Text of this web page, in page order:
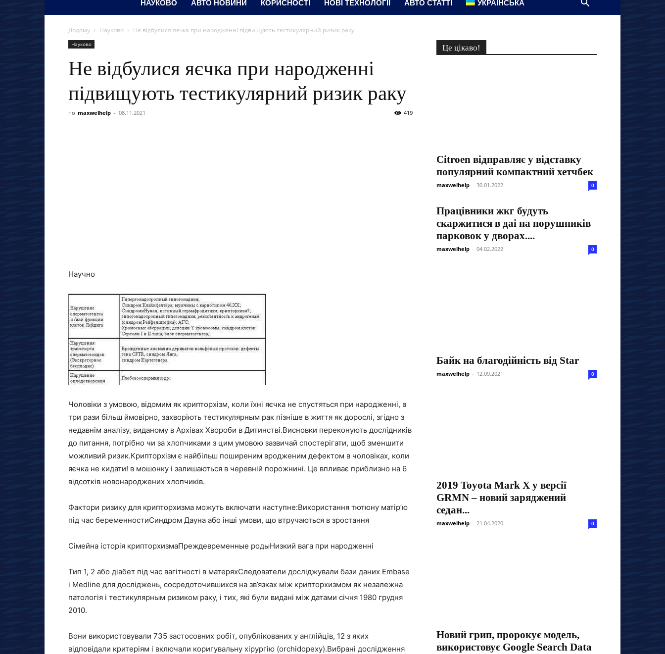
НАУКОВО АВТО НОВИНИ КОРИСНОСТІ НОВІ ТЕХНОЛОГІЇ АВТО СТАТТІ УКРАЇНСЬКА
Додому Науково Не відбулися яєчка при народженні підвищують тестикулярний ризик раку
Науково
Не відбулися яєчка при народженні
підвищують тестикулярний ризик раку
по maxwelhelp - 08.11.2021 419
Научно
Чоловіки з умовою, відомим як крипторхізм, коли їхні яєчка не спустяться при народженні, в
три рази більш ймовірно, захворіють тестикулярным рак пізніше в життя як дорослі, згідно з
недавнім аналізу, виданому в Архівах Хвороби в Дитинстві.Висновки переконують дослідників
до питання, потрібно чи за хлопчиками з цим умовою зазвичай спостерігати, щоб зменшити
можливий ризик.Крипторхізм є найбільш поширеним вродженим дефектом в чоловіках, коли
яєчка не кидати! в мошонку і залишаються в черевній порожнині. Це впливає приблизно на 6
відсотків новонароджених хлопчиків.
Фактори ризику для крипторхизма можуть включати наступне:Використання тютюну матір’ю
під час беременностиСиндром Дауна або інші умови, що втручаються в зростання
Сімейна історія крипторхизмаПреждевременные родыНизкий вага при народженні
Тип 1, 2 або діабет під час вагітності в матеряхСледователи досліджували бази даних Embase
і Medline для досліджень, сосредоточившихся на зв’язках між крипторхизмом як незалежна
патологія і тестикулярным ризиком раку, і тих, які були видані між датами січня 1980 грудня
2010.
Вони використовували 735 застосовних робіт, опублікованих у англійців, 12 з яких
відповідали критеріям і включали коригувальну хірургію (orchidopexy).Вибрані дослідження
Це цікаво!
Citroen відправляє у відставку
популярний компактний хетчбек
maxwelhelp - 30.01.2022 0
Працівники жкг будуть
скаржитися в даі на порушників
парковок у дворах....
maxwelhelp - 04.02.2022 0
Байк на благодійність від Star
maxwelhelp - 12.09.2021 0
2019 Toyota Mark X у версії
GRMN – новий заряджений
седан...
maxwelhelp - 21.04.2020 0
Новий грип, пророкує модель,
використовує Google Search Data